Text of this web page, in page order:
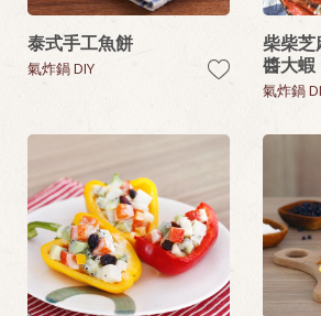
泰式手工魚餅
氣炸鍋 DIY
柴柴芝
醬大蝦
氣炸鍋